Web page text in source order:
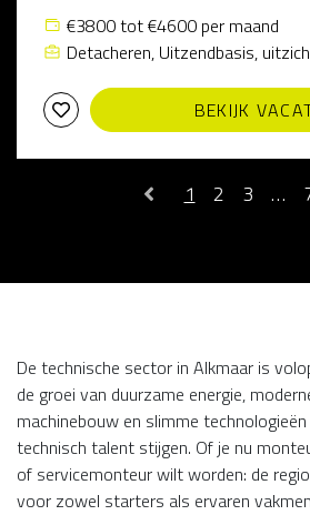
€3800 tot €4600 per maand
Detacheren, Uitzendbasis,
BEKIJK
1 2 3 …
De technische sector in Alkmaar is
de groei van duurzame energie,
machinebouw en slimme
technisch talent stijgen. Of je nu
of servicemonteur wilt worden: de
voor zowel starters als ervaren